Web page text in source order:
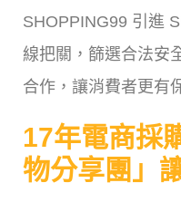
SHOPPING99 引進
線把關，篩選合法安
合作，讓消費者更有
17年電商採
物分享團」